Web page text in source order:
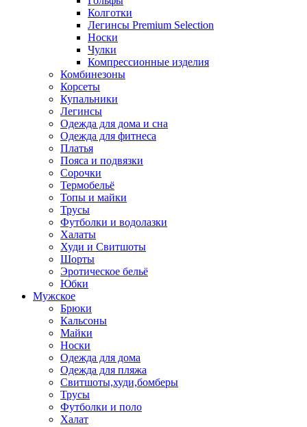
Колготки
Легинсы Premium Selection
Носки
Чулки
Компрессионные изделия
Комбинезоны
Корсеты
Купальники
Легинсы
Одежда для дома и сна
Одежда для фитнеса
Платья
Пояса и подвязки
Сорочки
Термобельё
Топы и майки
Трусы
Футболки и водолазки
Халаты
Худи и Свитшоты
Шорты
Эротическое бельё
Юбки
Мужское
Брюки
Кальсоны
Майки
Носки
Одежда для дома
Одежда для пляжа
Свитшоты,худи,бомберы
Трусы
Футболки и поло
Халат